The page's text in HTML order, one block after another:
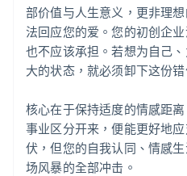
部价值与人生意义，更非理
法回应您的爱。您的初创企
也不应该承担。若想为自己
大的状态，就必须卸下这份
核心在于保持适度的情感距
事业区分开来，便能更好地
伏，但您的自我认同、情感
场风暴的全部冲击。